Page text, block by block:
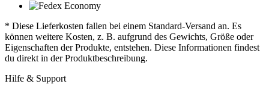
* Diese Lieferkosten fallen bei einem Standard-Versand an. Es
können weitere Kosten, z. B. aufgrund des Gewichts, Größe oder
Eigenschaften der Produkte, entstehen. Diese Informationen findest
du direkt in der Produktbeschreibung.
Hilfe & Support